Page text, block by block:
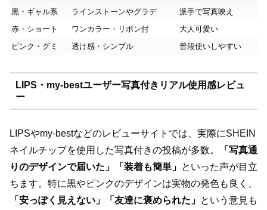
黒・ギャル系
ラインストーンやグラデ
派手で写真映え
赤・ショート
ワンカラー・リボン付
大人可愛い
ピンク・グミ
透け感・シンプル 普段使いしやすい
LIPS・my-bestユーザー写真付きリアル使用感レビュ
ー
LIPSやmy-bestなどのレビューサイトでは、実際にSHEIN
ネイルチップを使用した写真付きの投稿が多数。
「写真通
りのデザインで届いた」「装着も簡単」 といった声が目立
ちます。特に黒やピンクのデザインは実物の発色も良く、
「安っぽく見えない」「友達に褒められた」 という意見も